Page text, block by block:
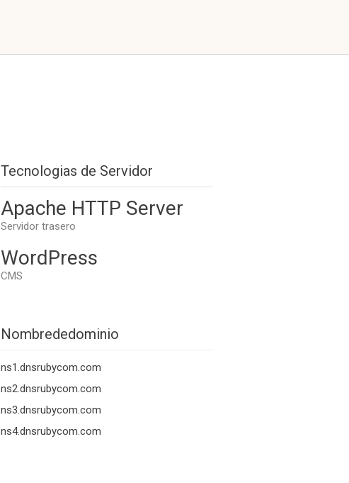
Tecnologias de Servidor
Apache HTTP Server
Servidor trasero
WordPress
CMS
Nombrededominio
ns1.dnsrubycom.com
ns2.dnsrubycom.com
ns3.dnsrubycom.com
ns4.dnsrubycom.com